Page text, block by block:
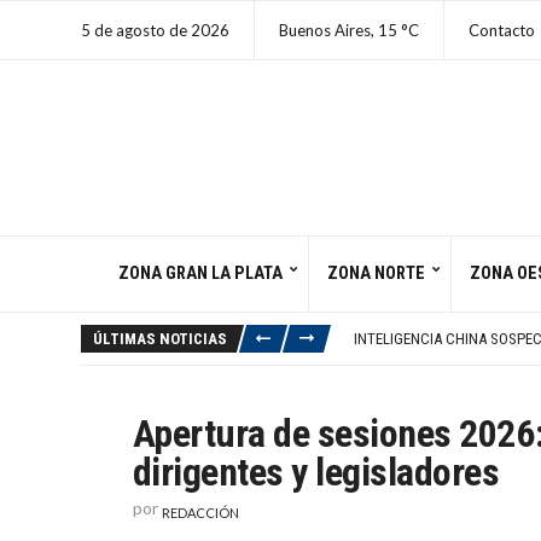
5 de agosto de 2026 Buenos Aires, 15 C Contacto
ZONA GRAN LA PLATA ZONA NORTE ZONA
ÚLTIMAS NOTICIAS
INTELIGENCIA CHINA
MUNICIPIO INAUGURÓ
DENUNCIARON PENALMENTE
Apertura de sesiones
dirigentes y legisladores
por REDACCIÓN